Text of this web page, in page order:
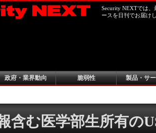
Security NEXTでは
ースを日刊でお届け
政府・業界動向 脆弱性 製品・サ
含む医学部生所有の